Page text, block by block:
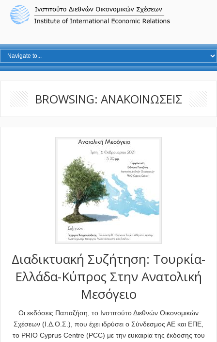
BROWSING: ΑΝΑΚΟΙΝΩΣΕΙΣ
Διαδικτυακή Συζήτηση: Τουρκία-
Ελλάδα-Κύπρος Στην Ανατολική
Μεσόγειο
Οι εκδόσεις Παπαζήση, το Ινστιτούτο Διεθνών Οικονομικών
Σχέσεων (Ι.Δ.Ο.Σ.), που έχει ιδρύσει ο Σύνδεσμος ΑΕ και ΕΠΕ,
το PRIO Cyprus Centre (PCC) με την ευκαιρία της έκδοσης του